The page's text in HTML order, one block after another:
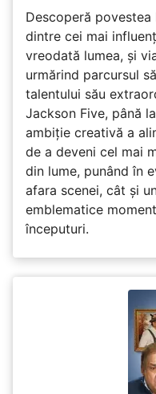
Descoperă
dintre cei mai
vreodată lumea, și
urmărind parcursul
talentului său
Jackson Five, până
ambiție creativă a
de a deveni cel mai
din lume, punând în
afara scenei, cât și
emblematice
începuturi.